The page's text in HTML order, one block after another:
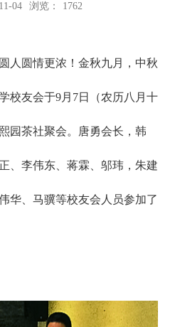
04 浏览： 1762
人圆情更浓！金秋九月，中秋
校友会于9月7日（农历八月十
园茶社聚会。唐勇会长，韩
、李伟东、蒋霖、邬玮，朱建
华、马骥等校友会人员参加了